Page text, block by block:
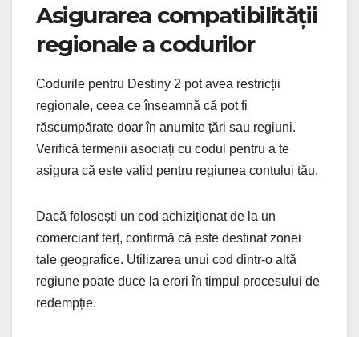
Asigurarea compatibilității
regionale a codurilor
Codurile pentru Destiny 2 pot avea restricții
regionale, ceea ce înseamnă că pot fi
răscumpărate doar în anumite țări sau regiuni.
Verifică termenii asociați cu codul pentru a te
asigura că este valid pentru regiunea contului tău.
Dacă folosești un cod achiziționat de la un
comerciant terț, confirmă că este destinat zonei
tale geografice. Utilizarea unui cod dintr-o altă
regiune poate duce la erori în timpul procesului de
redempție.